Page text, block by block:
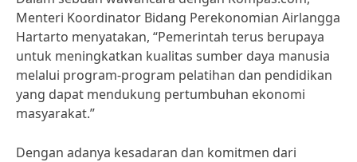
Menteri Koordinator Bidang Perekonomian Airlangga
Hartarto menyatakan, “Pemerintah terus berupaya
untuk meningkatkan kualitas sumber daya manusia
melalui program-program pelatihan dan pendidikan
yang dapat mendukung pertumbuhan ekonomi
masyarakat.”
Dengan adanya kesadaran dan komitmen dari